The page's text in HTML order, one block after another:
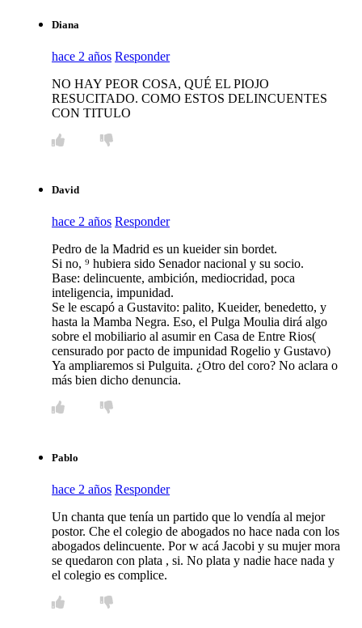
Diana
hace 2 años Responder
NO HAY PEOR COSA, QUÉ EL PIOJO
RESUCITADO. COMO ESTOS DELINCUENTES
CON TITULO
David
hace 2 años Responder
Pedro de la Madrid es un kueider sin bordet.
Si no, ⁹ hubiera sido Senador nacional y su socio.
Base: delincuente, ambición, mediocridad, poca
inteligencia, impunidad.
Se le escapó a Gustavito: palito, Kueider, benedetto, y
hasta la Mamba Negra. Eso, el Pulga Moulia dirá algo
sobre el mobiliario al asumir en Casa de Entre Rios(
censurado por pacto de impunidad Rogelio y Gustavo)
Ya ampliaremos si Pulguita. ¿Otro del coro? No aclara o
más bien dicho denuncia.
Pablo
hace 2 años Responder
Un chanta que tenía un partido que lo vendía al mejor
postor. Che el colegio de abogados no hace nada con los
abogados delincuente. Por w acá Jacobi y su mujer mora
se quedaron con plata , si. No plata y nadie hace nada y
el colegio es complice.